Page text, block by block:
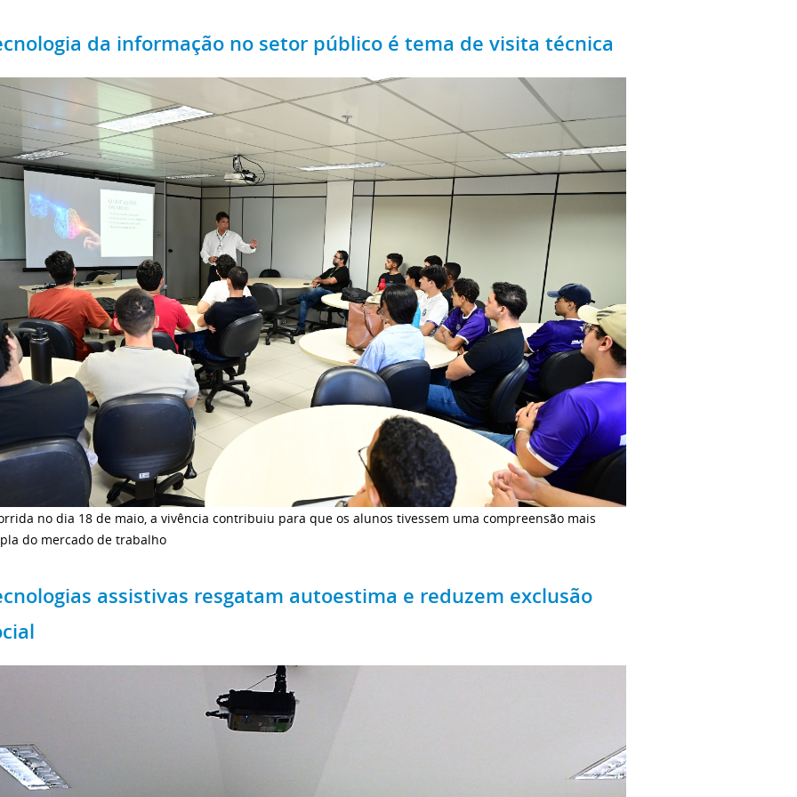
da informação no setor público é tema de visita técnica
no dia 18 de maio, a vivência contribuiu para que os alunos tivessem uma compreensão mais
do mercado de trabalho
assistivas resgatam autoestima e reduzem exclusão